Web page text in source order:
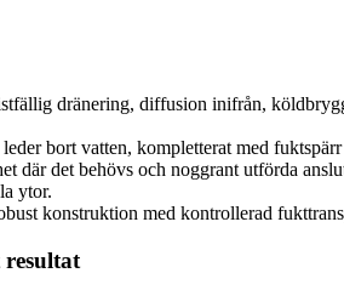
dränering, diffusion inifrån,
bort vatten, kompletterat med
där det behövs och noggrant utförda
ytor.
konstruktion med kontrollerad